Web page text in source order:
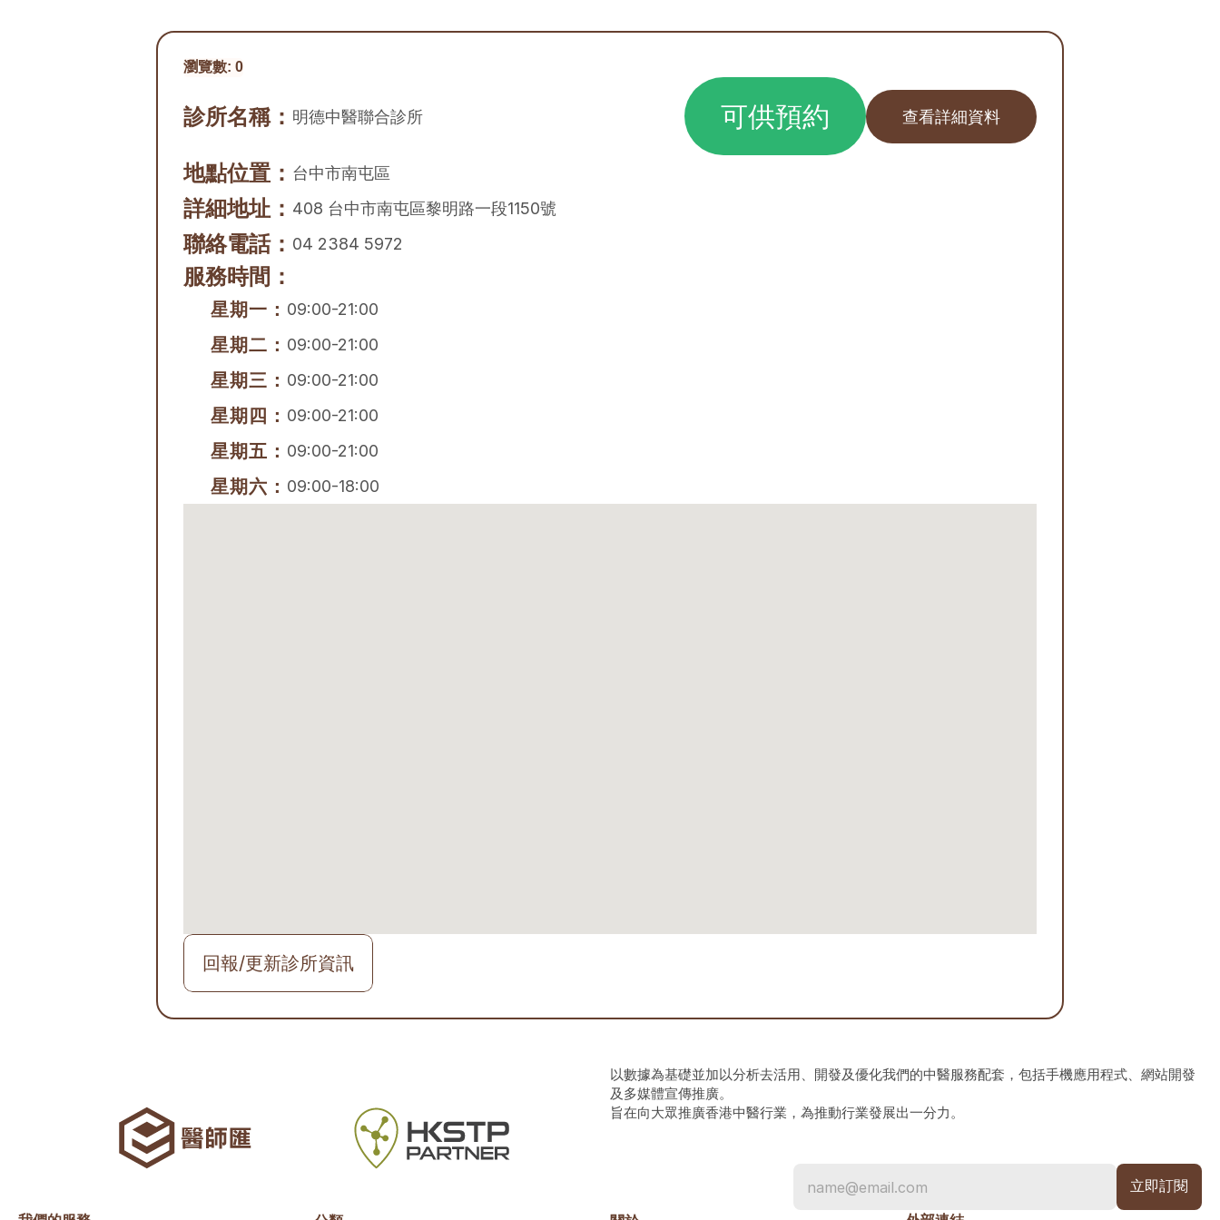
瀏覽數: 0
診所名稱： 明德中醫聯合診所 可供預約 查看詳細資料
地點位置： 台中市南屯區
詳細地址： 408 台中市南屯區黎明路一段1150號
聯絡電話： 04 2384 5972
服務時間：
星期一： 09:00-21:00
星期二： 09:00-21:00
星期三： 09:00-21:00
星期四： 09:00-21:00
星期五： 09:00-21:00
星期六： 09:00-18:00
回報/更新診所資訊
以數據為基礎並加以分析去活用、開發及優化我們的中醫服務配套，包括手機應用程式、網站開發
及多媒體宣傳推廣。
旨在向大眾推廣香港中醫行業，為推動行業發展出一分力。